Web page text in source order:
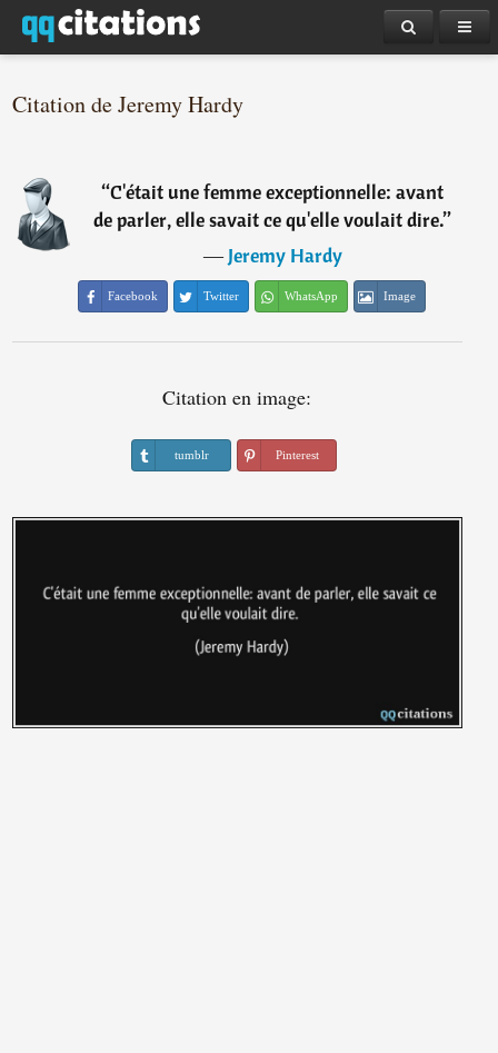
Citation de Jeremy Hardy
“C'était une femme exceptionnelle: avant
de parler, elle savait ce qu'elle voulait dire.”
―Jeremy Hardy
Facebook Twitter WhatsApp Image
Citation en image:
tumblr Pinterest